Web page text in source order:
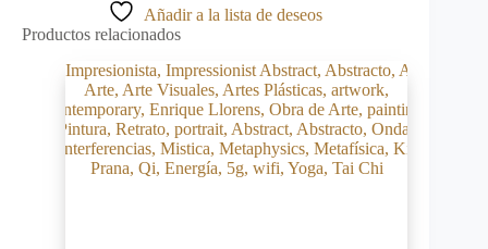
Añadir a la lista de deseos
Productos relacionados